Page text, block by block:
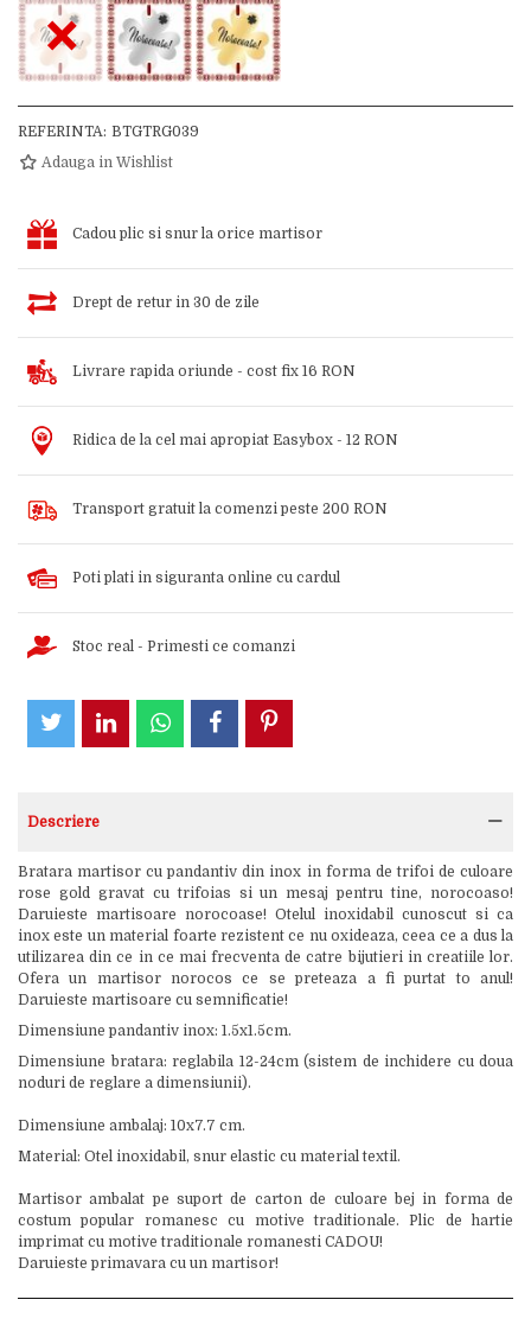
×
REFERINTA: BTGTRG039
Adauga in Wishlist
Cadou plic si snur la orice martisor
Drept de retur in 30 de zile
Livrare rapida oriunde - cost fix 16 RON
Ridica de la cel mai apropiat Easybox - 12 RON
Transport gratuit la comenzi peste 200 RON
Poti plati in siguranta online cu cardul
Stoc real - Primesti ce comanzi
Descriere
Bratara martisor cu pandantiv din inox in forma de trifoi de culoare
rose gold gravat cu trifoias si un mesaj pentru tine, norocoaso!
Daruieste martisoare norocoase! Otelul inoxidabil cunoscut si ca
inox este un material foarte rezistent ce nu oxideaza, ceea ce a dus la
utilizarea din ce in ce mai frecventa de catre bijutieri in creatiile lor.
Ofera un martisor norocos ce se preteaza a fi purtat to anul!
Daruieste martisoare cu semnificatie!
Dimensiune pandantiv inox: 1.5x1.5cm.
Dimensiune bratara: reglabila 12-24cm (sistem de inchidere cu doua
noduri de reglare a dimensiunii).
Dimensiune ambalaj: 10x7.7 cm.
Material: Otel inoxidabil, snur elastic cu material textil.
Martisor ambalat pe suport de carton de culoare bej in forma de
costum popular romanesc cu motive traditionale. Plic de hartie
imprimat cu motive traditionale romanesti CADOU!
Daruieste primavara cu un martisor!